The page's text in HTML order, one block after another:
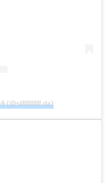
(@silllllllllllll.da)